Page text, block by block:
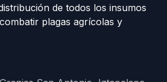
de todos los insumos
plagas agrícolas y